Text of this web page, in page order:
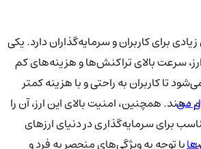
برای کاربران و سرمایه‌گذاران دارد. یکی
سرعت بالای تراکنش‌ها و هزینه‌های کم
تا کاربران به راحتی و با هزینه کمتر
همچنین، امنیت بالای این ارز، آن را
برای سرمایه‌گذاری در دنیای ارزهای
با توجه به ویژگی‌های منحصر به فرد و
من